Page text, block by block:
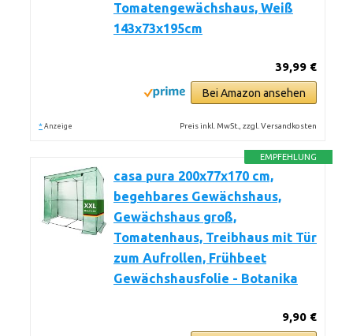
Tomatengewächshaus, Weiß
143x73x195cm
39,99 €
Bei Amazon ansehen
* Anzeige Preis inkl. MwSt., zzgl. Versandkosten
EMPFEHLUNG
casa pura 200x77x170 cm,
begehbares Gewächshaus,
Gewächshaus groß,
Tomatenhaus, Treibhaus mit Tür
zum Aufrollen, Frühbeet
Gewächshausfolie - Botanika
9,90 €